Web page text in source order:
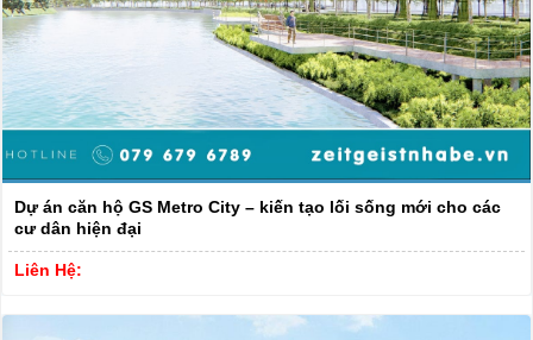
Dự án căn hộ GS Metro City – kiến tạo lối sống mới cho các
cư dân hiện đại
Liên Hệ: